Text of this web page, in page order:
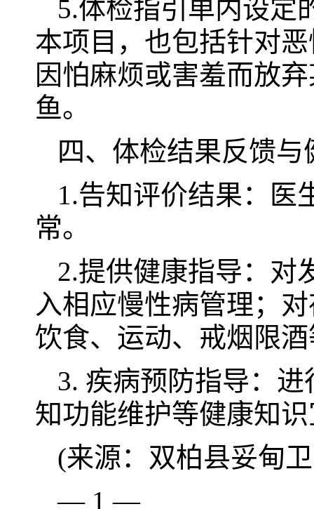
5.体检指引单内设定
本项目，也包括针对
因怕麻烦或害羞而放
鱼。
四、体检结果反馈与
1.告知评价结果：医
常。
2.提供健康指导：对
入相应慢性病管理；
饮食、运动、戒烟限
3. 疾病预防指导：
知功能维护等健康知
(来源：双柏县妥甸
— 1 —